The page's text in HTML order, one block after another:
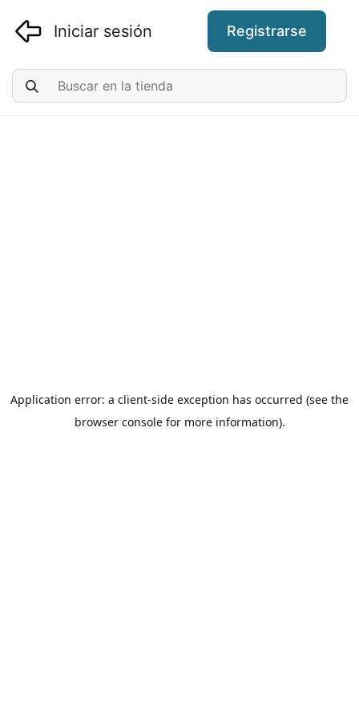
Iniciar sesión Registrarse